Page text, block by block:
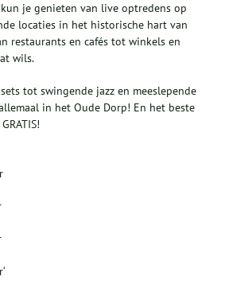
je genieten van live optredens op
locaties in het historische hart van
restaurants en cafés tot winkels en
wils.
tot swingende jazz en meeslepende
in het Oude Dorp! En het beste